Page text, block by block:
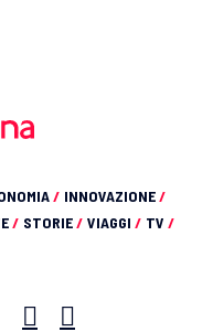
/ INNOVAZIONE/
/ STORIE/ VIAGGI / TV /